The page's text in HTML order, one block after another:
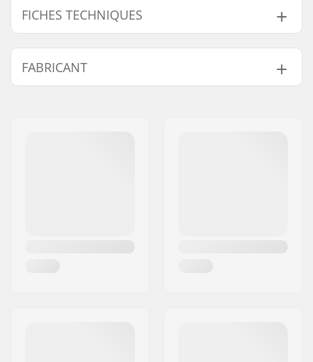
FICHES TECHNIQUES
Diamètre de la tige
de selle BMX:
25.4mm
FABRICANT